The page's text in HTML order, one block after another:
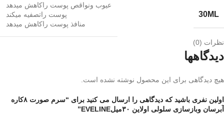
30ML
عیوب ونواقص پوست راکاهش میدهد
پوست راتصفیه میکند
منافذ پوست راکاهش میدهد
نظرات (0)
دیدگاهها
هیچ دیدگاهی برای این محصول نوشته نشده است.
اولین نفری باشید که دیدگاهی را ارسال می کنید برای “سرم صورت ۸کاره
آبرسان وبازسازی سلولی اولاین ۳۰میلEVELINE”